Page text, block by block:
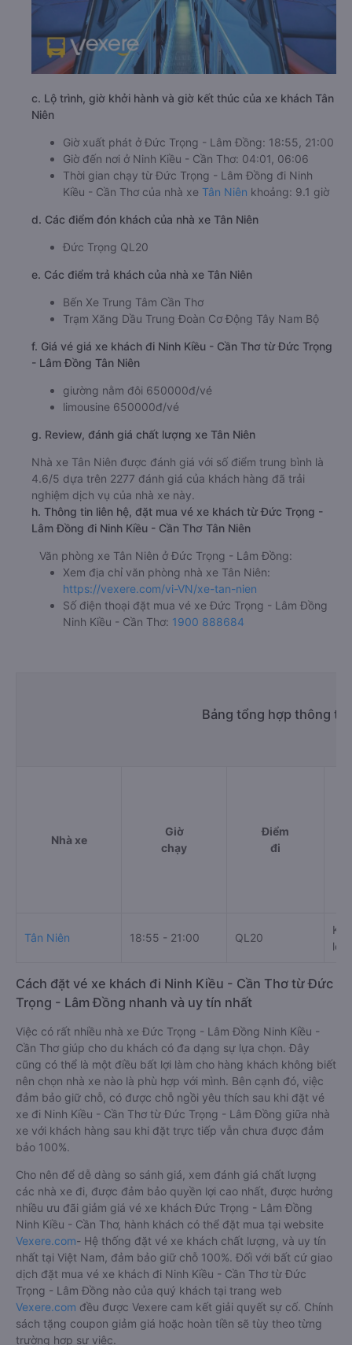
c. Lộ trình, giờ khởi hành và giờ kết thúc của xe khách Tân
Niên
Giờ xuất phát ở Đức Trọng - Lâm Đồng: 18:55, 21:00
Giờ đến nơi ở Ninh Kiều - Cần Thơ: 04:01, 06:06
Thời gian chạy từ Đức Trọng - Lâm Đồng đi Ninh
Kiều - Cần Thơ của nhà xe Tân Niên khoảng: 9.1 giờ
d. Các điểm đón khách của nhà xe Tân Niên
Đức Trọng QL20
e. Các điểm trả khách của nhà xe Tân Niên
Bến Xe Trung Tâm Cần Thơ
Trạm Xăng Dầu Trung Đoàn Cơ Động Tây Nam Bộ
f. Giá vé giá xe khách đi Ninh Kiều - Cần Thơ từ Đức Trọng
- Lâm Đồng Tân Niên
giường nằm đôi 650000đ/vé
limousine 650000đ/vé
g. Review, đánh giá chất lượng xe Tân Niên
Nhà xe Tân Niên được đánh giá với số điểm trung bình là
4.6/5 dựa trên 2277 đánh giá của khách hàng đã trải
nghiệm dịch vụ của nhà xe này.
h. Thông tin liên hệ, đặt mua vé xe khách từ Đức Trọng -
Lâm Đồng đi Ninh Kiều - Cần Thơ Tân Niên
Văn phòng xe Tân Niên ở Đức Trọng - Lâm Đồng:
Xem địa chỉ văn phòng nhà xe Tân Niên:
https://vexere.com/vi-VN/xe-tan-nien
Số điện thoại đặt mua vé xe Đức Trọng - Lâm Đồng
Ninh Kiều - Cần Thơ: 1900 888684
Bảng tổng hợp thông
Nhà xe
Giờ
chạy
Điểm
đi
Tân Niên 18:55 - 21:00 QL20
lộ 1
Cách đặt vé xe khách đi Ninh Kiều - Cần Thơ từ Đức
Trọng - Lâm Đồng nhanh và uy tín nhất
Việc có rất nhiều nhà xe Đức Trọng - Lâm Đồng Ninh Kiều -
Cần Thơ giúp cho du khách có đa dạng sự lựa chọn. Đây
cũng có thể là một điều bất lợi làm cho hàng khách không biết
nên chọn nhà xe nào là phù hợp với mình. Bên cạnh đó, việc
đảm bảo giữ chỗ, có được chỗ ngồi yêu thích sau khi đặt vé
xe đi Ninh Kiều - Cần Thơ từ Đức Trọng - Lâm Đồng giữa nhà
xe với khách hàng sau khi đặt trực tiếp vẫn chưa được đảm
bảo 100%.
Cho nên để dễ dàng so sánh giá, xem đánh giá chất lượng
các nhà xe đi, được đảm bảo quyền lợi cao nhất, được hưởng
nhiều ưu đãi giảm giá vé xe khách Đức Trọng - Lâm Đồng
Ninh Kiều - Cần Thơ, hành khách có thể đặt mua tại website
Vexere.com- Hệ thống đặt vé xe khách chất lượng, và uy tín
nhất tại Việt Nam, đảm bảo giữ chỗ 100%. Đối với bất cứ giao
dịch đặt mua vé xe khách đi Ninh Kiều - Cần Thơ từ Đức
Trọng - Lâm Đồng nào của quý khách tại trang web
Vexere.com đều được Vexere cam kết giải quyết sự cố. Chính
sách tặng coupon giảm giá hoặc hoàn tiền sẽ tùy theo từng
trường hợp sự việc.